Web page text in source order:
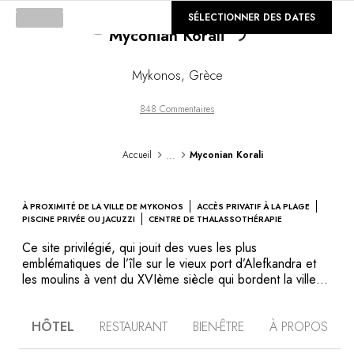
GALERIE
Myconian Korali
Mykonos, Grèce
848 Commentaires
Accueil ... Myconian Korali
À PROXIMITÉ DE LA VILLE DE MYKONOS
ACCÈS PRIVATIF À LA PLAGE
PISCINE PRIVÉE OU JACUZZI
CENTRE DE THALASSOTHÉRAPIE
Ce site privilégié, qui jouit des vues les plus
emblématiques de l’île sur le vieux port d’Alefkandra et
les moulins à vent du XVIème siècle qui bordent la ville
jeune fils et héritier, le Korali est un hôtel de charme
SÉLECTIONNER DES DATES
HÔTEL RESTAURANT BIEN-ÊTRE À PROPOS